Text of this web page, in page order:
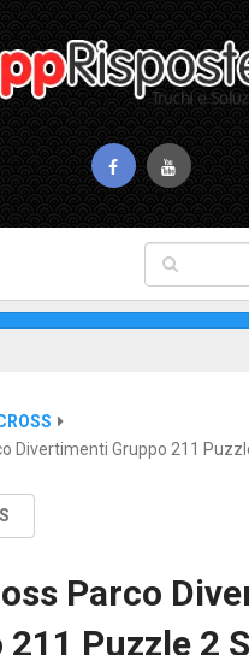
Divertimenti Gruppo 211
Parco
211 Puzzle 2